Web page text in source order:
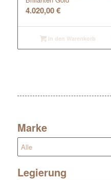
4.020,00€
In den Warenkorb
Marke
Legierung